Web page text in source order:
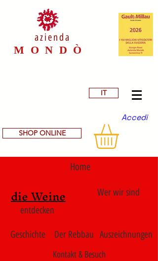
M O N D Ò
azienda
Accedi
SHOP ONLINE
IT
Home
die Weine
entdecken
Wer wir sind
Geschichte Der Rebbau Auszeichnungen
Kontakt & Besuch